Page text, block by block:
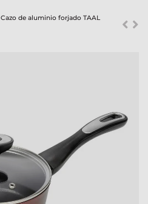
Cazo de aluminio forjado TAAL